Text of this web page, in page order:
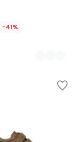
-41%